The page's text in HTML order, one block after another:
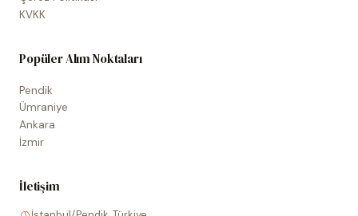
KVKK
Popüler Alım Noktaları
Pendik
Ümraniye
Ankara
İzmir
İletişim